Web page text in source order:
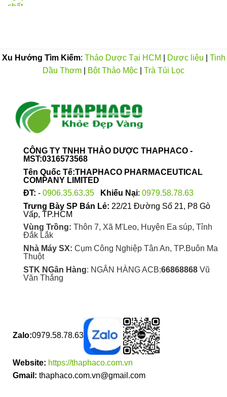
Xu Hướng Tìm Kiếm: Thảo Dược Tại HCM Dược liệu
Tinh
Dầu Thơm
Bột Thảo Mộc Trà Túi Lọc
CÔNG TY TNHH THẢO DƯỢC THAPHACO -
MST:0316573568
Tên Quốc Tế:THAPHACO PHARMACEUTICAL
COMPANY LIMITED
ĐT: - 0906.35.63.35 Khiếu Nại: 0979.58.78.63
Trưng Bày SP Bán Lẻ: 22/21 Đường Số 21, P8 Gò
Vấp, TP.HCM
Vùng Trồng: Thôn 7, Xã M'Leo, Huyện Ea súp, Tỉnh
Đắk Lắk
Nhà Máy SX: Cụm Công Nghiệp Tân An, TP.Buôn Ma
Thuột
STK NGân Hàng: NGÂN HÀNG ACB:66868868Vũ
Văn Thắng
Zalo:0979.58.78.63
Website: https://thaphaco.com.vn
Gmail: thaphaco.com.vn@gmail.com